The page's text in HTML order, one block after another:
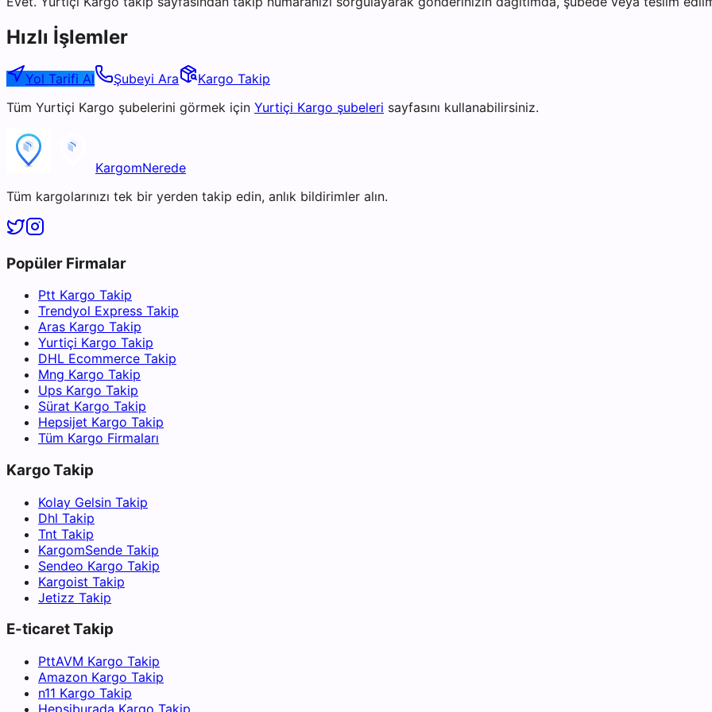
Hızlı İşlemler
Yol Tarifi Al Şubeyi Ara
Kargo Takip
Tüm Yurtiçi Kargo şubelerini görmek için Yurtiçi Kargo şubeleri sayfasını kullanabilirsiniz.
KargomNerede
Tüm kargolarınızı tek bir yerden takip edin, anlık bildirimler alın.
Popüler Firmalar
Ptt Kargo Takip
Trendyol Express Takip
Aras Kargo Takip
Yurtiçi Kargo Takip
DHL Ecommerce Takip
Mng Kargo Takip
Ups Kargo Takip
Sürat Kargo Takip
Hepsijet Kargo Takip
Tüm Kargo Firmaları
Kargo Takip
Kolay Gelsin Takip
Dhl Takip
Tnt Takip
KargomSende Takip
Sendeo Kargo Takip
Kargoist Takip
Jetizz Takip
E-ticaret Takip
PttAVM Kargo Takip
Amazon Kargo Takip
n11 Kargo Takip